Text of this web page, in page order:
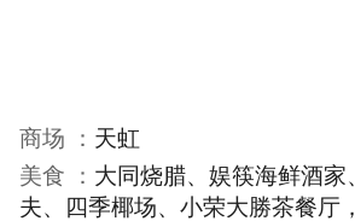
商场 ： 天虹
美食 ： 大同烧腊、娱筷海鲜酒
夫、四季椰场、小荣大勝茶餐厅